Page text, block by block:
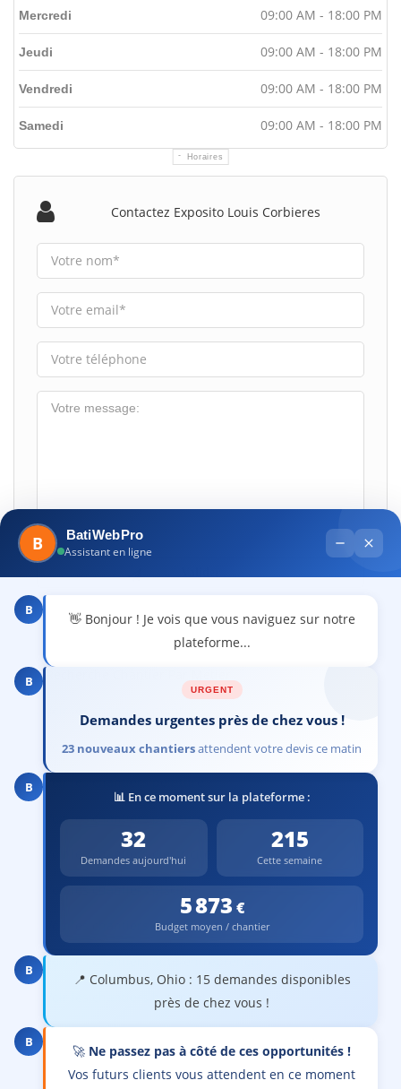
Horaires
Mercredi 09:00 AM - 18:00 PM
Jeudi 09:00 AM - 18:00 PM
Vendredi 09:00 AM - 18:00 PM
Samedi 09:00 AM - 18:00 PM
Contactez Exposito Louis Corbieres
Recherche Chantier Par Métier
Voir les chantiers renovation
Voir les chantiers peinture
Voir les chantiers peinture
Voir les chantiers electricite
Voir les chantiers piscine
Voir les chantiers construction
Voir les chantiers auto-entrepreneur
Voir les chantiers batiment
B
BatiWebPro
Assistant en ligne
B
👋 Bonjour ! Je vois que vous naviguez sur notre
plateforme...
B
URGENT
Demandes urgentes près de chez vous !
23 nouveaux chantiersattendent votre devis ce matin
B
📊 En ce moment sur la plateforme :
32
Demandes aujourd'hui
215
Cette semaine
5 873
Budget moyen / chantier
B
📍 Columbus, Ohio : 15 demandes disponibles
près de chez vous !
B
🚀 Ne passez pas à côté de ces opportunités !
Vos futurs clients vous attendent en ce moment